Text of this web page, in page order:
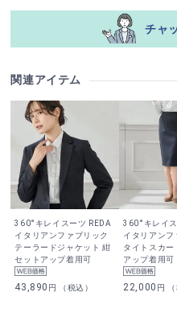
チャ
関連アイテム
360°キレイスーツ REDA
イタリアンファブリック
テーラードジャケット 紺
セットアップ着用可
43,890 円 （税込）
360°キレイ
イタリアンフ
タイトスカー
アップ着用可
22,000 円 （